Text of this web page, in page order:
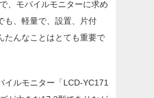
、モバイルモニターに求め
も、軽量で、設置、片付
たんなことはとても重要で
イルモニター「LCD-YC171